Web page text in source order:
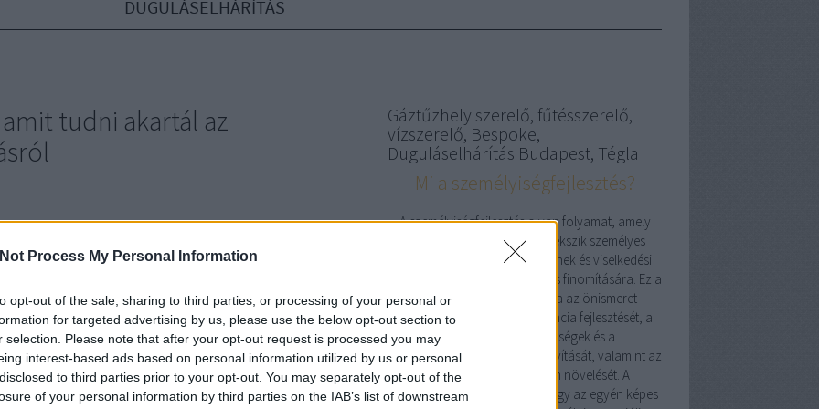
Process My Personal Information
opt-out of the sale, sharing to third parties, or processing of your personal or
for targeted advertising by us, please use the below opt-out section to
selection. Please note that after your opt-out request is processed you may
interest-based ads based on personal information utilized by us or personal
to third parties prior to your opt-out. You may separately opt-out of the
of your personal information by third parties on the IAB’s list of downstream
DUGULÁSELHÁRÍTÁS
tudni akartál az
legsokoldalúbb étel a világon, egy igazi vigaszkaja, ami
a tésztafogyasztásnak, a túrós csuszától…
TOVÁBB
Gáztűzhely szerelő, fűtésszerelő,
vízszerelő, Bespoke,
Duguláselhárítás Budapest, Tégla
Mi a személyiségfejlesztés?
A személyiségfejlesztés olyan folyamat, amely
során az egyén aktívan törekszik személyes
tulajdonságainak, készségeinek és viselkedési
mintáinak tudatos javítására és finomítására. Ez a
folyamat magában foglalja az önismeret
bővítését, az érzelmi intelligencia fejlesztését, a
kommunikációs képességek és a
konfliktuskezelési technikák javítását, valamint az
önbecsülés és önbizalom növelését. A
személyiségfejlesztés célja, hogy az egyén képes